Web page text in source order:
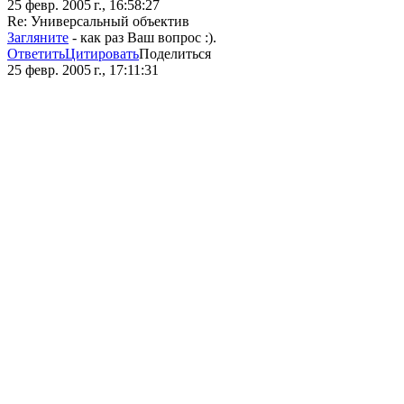
25 февр. 2005 г., 16:58:27
Re: Универсальный объектив
Загляните - как раз Ваш вопрос :).
ОтветитьЦитироватьПоделиться
25 февр. 2005 г., 17:11:31